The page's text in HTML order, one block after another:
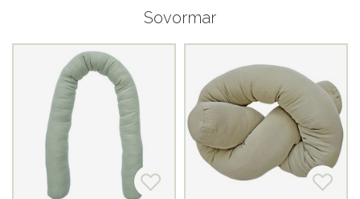
Sovormar